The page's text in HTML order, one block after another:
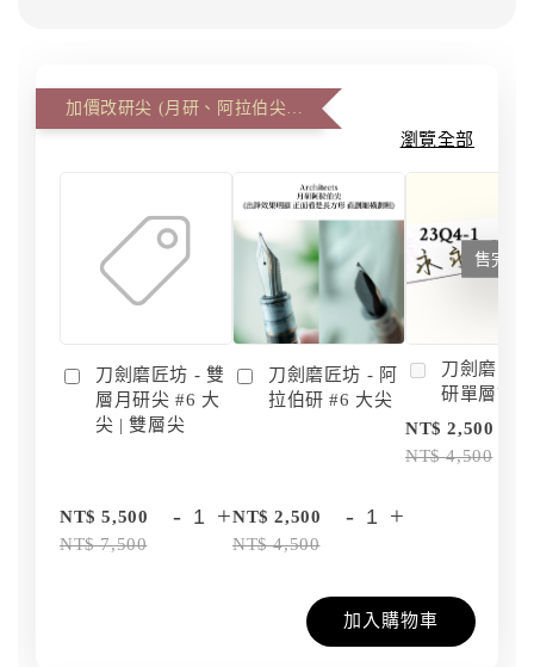
加價改研尖 (月研、阿拉伯尖、雙層尖)
瀏覽全部
刀劍磨匠坊 - 雙
層月研尖 #6 大
尖 | 雙層尖
NT$ 5,500
NT$ 7,500
- +
刀劍磨匠坊 - 阿
拉伯研 #6 大尖
NT$ 2,500
NT$ 4,500
- +
售完
刀劍磨匠
研單層訂
NT$ 2,500
NT$ 4,500
加入購物車